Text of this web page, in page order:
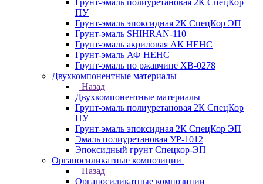
Грунт-эмаль полиуретановая 2К СпецКор
ПУ
Грунт-эмаль эпоксидная 2К СпецКор ЭП
Грунт-эмаль SHIHRAN-110
Грунт-эмаль акриловая АК НЕНС
Грунт-эмаль АФ НЕНС
Грунт-эмаль по ржавчине ХВ-0278
Двухкомпонентные материалы
Назад
Двухкомпонентные материалы
Грунт-эмаль полиуретановая 2К СпецКор
ПУ
Грунт-эмаль эпоксидная 2К СпецКор ЭП
Эмаль полиуретановая УР-1012
Эпоксидный грунт Спецкор-ЭП
Органосиликатные композиции
Назад
Органосиликатные композиции